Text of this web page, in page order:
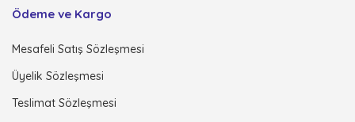
Ödeme ve Kargo
Mesafeli Satış Sözleşmesi
Üyelik Sözleşmesi
Teslimat Sözleşmesi